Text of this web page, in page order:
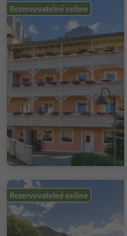
Rezervovatelné online
Rezervovatelné online